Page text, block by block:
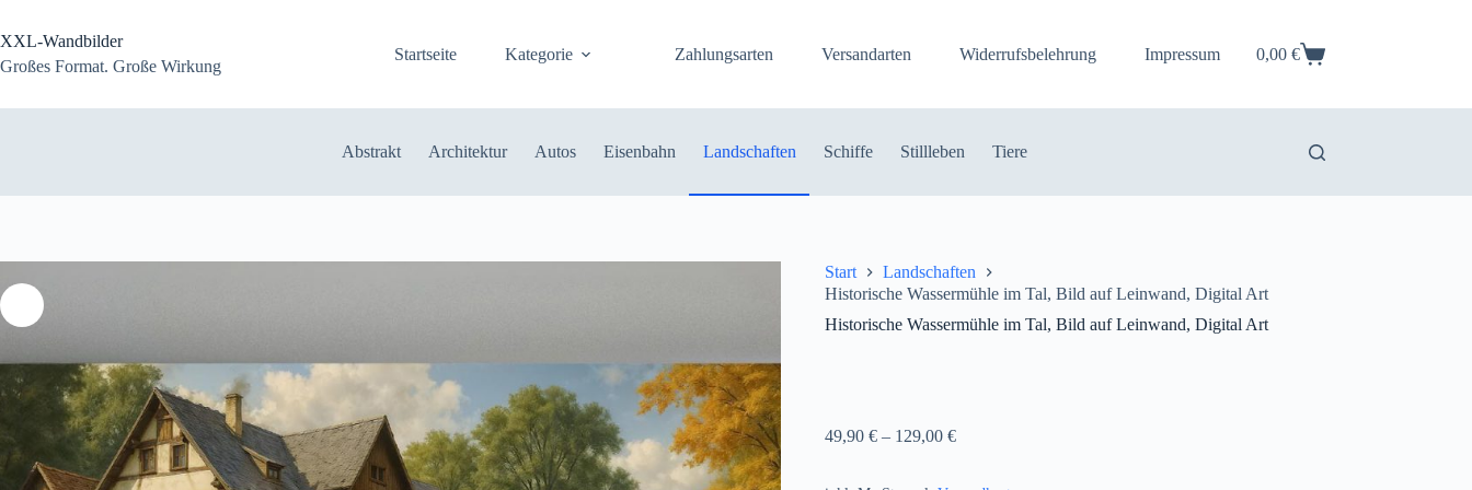
springen
XXL-Wandbilder
Großes Format. Große Wirkung
Startseite Kategorie Zahlungsarten Versandarten Widerrufsbelehrung Impressum Warenkorb
0,00 €
Abstrakt Architektur Autos Eisenbahn Landschaften Schiffe Stillleben Tiere
Start
Landschaften
Historische Wassermühle im Tal, Bild auf Leinwand, Digital Art
Historische Wassermühle im Tal, Bild auf Leinwand, Digital Art
49,90€ – 129,00€